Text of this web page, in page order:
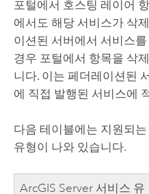
포털에서 호스팅 레이어
에서도 해당 서비스가 삭
이션된 서버에서 서비스
경우 포털에서 항목을 삭
니다. 이는 페더레이션된
에 직접 발행된 서비스에
다음 테이블에는 지원되
유형이 나와 있습니다.
ArcGIS Server 서비스 유